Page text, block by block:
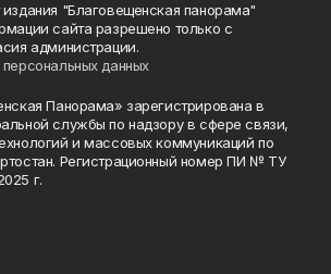
"Благовещенская панорама"
сайта разрешено только с
администрации.
данных
Панорама» зарегистрирована в
службы по надзору в сфере связи,
и массовых коммуникаций по
Регистрационный номер ПИ № ТУ
г.